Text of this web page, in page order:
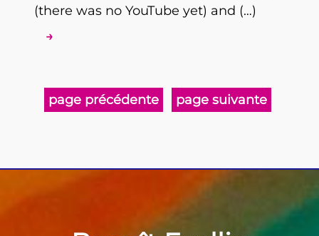
(there was no YouTube yet) and (…)
→
page précédente page suivante